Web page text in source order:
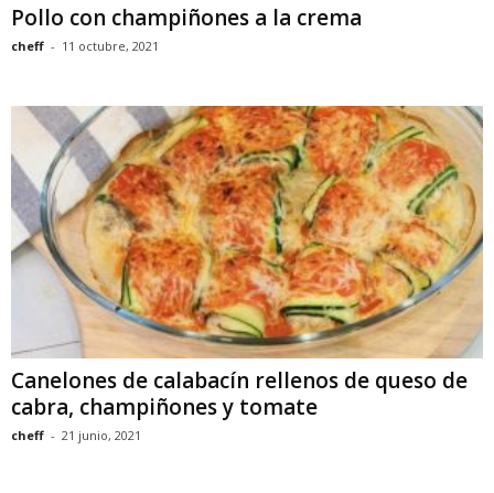
Pollo con champiñones a la crema
cheff - 11 octubre, 2021
Canelones de calabacín rellenos de queso de
cabra, champiñones y tomate
cheff - 21 junio, 2021